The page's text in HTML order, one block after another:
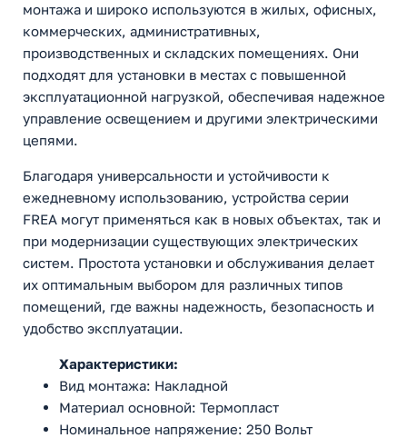
монтажа и широко используются в жилых, офисных,
коммерческих, административных,
производственных и складских помещениях. Они
подходят для установки в местах с повышенной
эксплуатационной нагрузкой, обеспечивая надежное
управление освещением и другими электрическими
цепями.
Благодаря универсальности и устойчивости к
ежедневному использованию, устройства серии
FREA могут применяться как в новых объектах, так и
при модернизации существующих электрических
систем. Простота установки и обслуживания делает
их оптимальным выбором для различных типов
помещений, где важны надежность, безопасность и
удобство эксплуатации.
Характеристики:
Вид монтажа: Накладной
Материал основной: Термопласт
Номинальное напряжение: 250 Вольт